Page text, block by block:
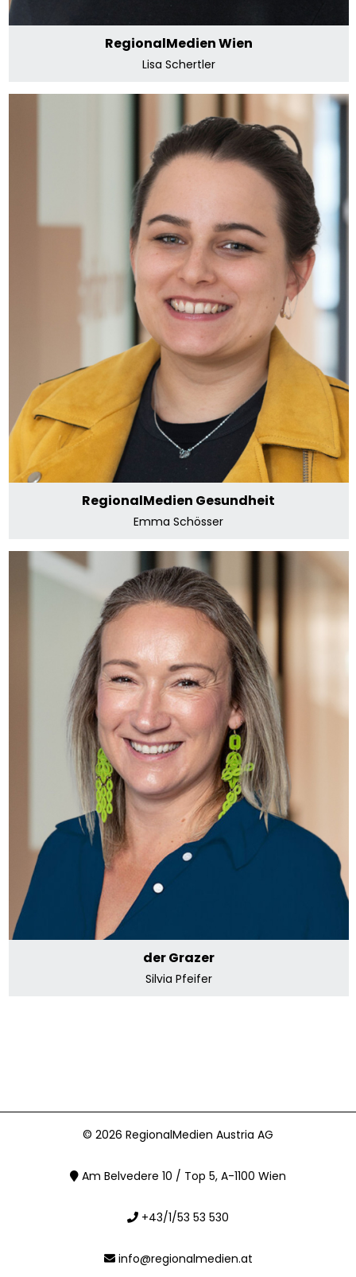
RegionalMedien Wien
Lisa Schertler
RegionalMedien Gesundheit
Emma Schösser
E-Mail senden
RegionalMedien Gesundheit
Emma Schösser
der Grazer
Silvia Pfeifer
E-Mail senden
zu der Grazer
der Grazer
Silvia Pfeifer
© 2026 RegionalMedien Austria AG
Am Belvedere 10 / Top 5, A-1100 Wien
+43/1/53 53 530
info@regionalmedien.at